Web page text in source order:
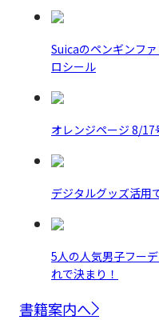
Suicaのペンギンフ
ロシール
オレンジページ 8/17
デジタルグッズ活
5人の人気男子フー
れで決まり！
書籍案内へ